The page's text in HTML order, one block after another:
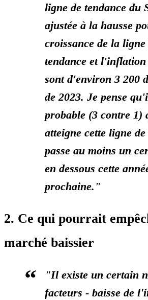
ligne de tendance du
ajustée à la hausse
croissance de la ligne
tendance et l'inflation
sont d'environ 3 200
de 2023. Je pense
probable (3 contre 1)
atteigne cette ligne
passe au moins un
en dessous cette
prochaine."
2. Ce qui pourrait
marché baissier
"Il existe un certain
facteurs - baisse de